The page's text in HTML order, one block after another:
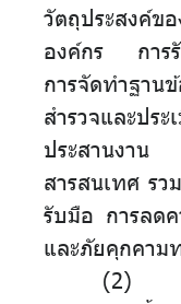
วัตถุประสงค์
องค์กร การรั
การจัดทำฐา
สำรวจและปร
ประสานงาน
สารสนเทศ รว
รับมือ การลดค
และภัยคุกคาม
กา